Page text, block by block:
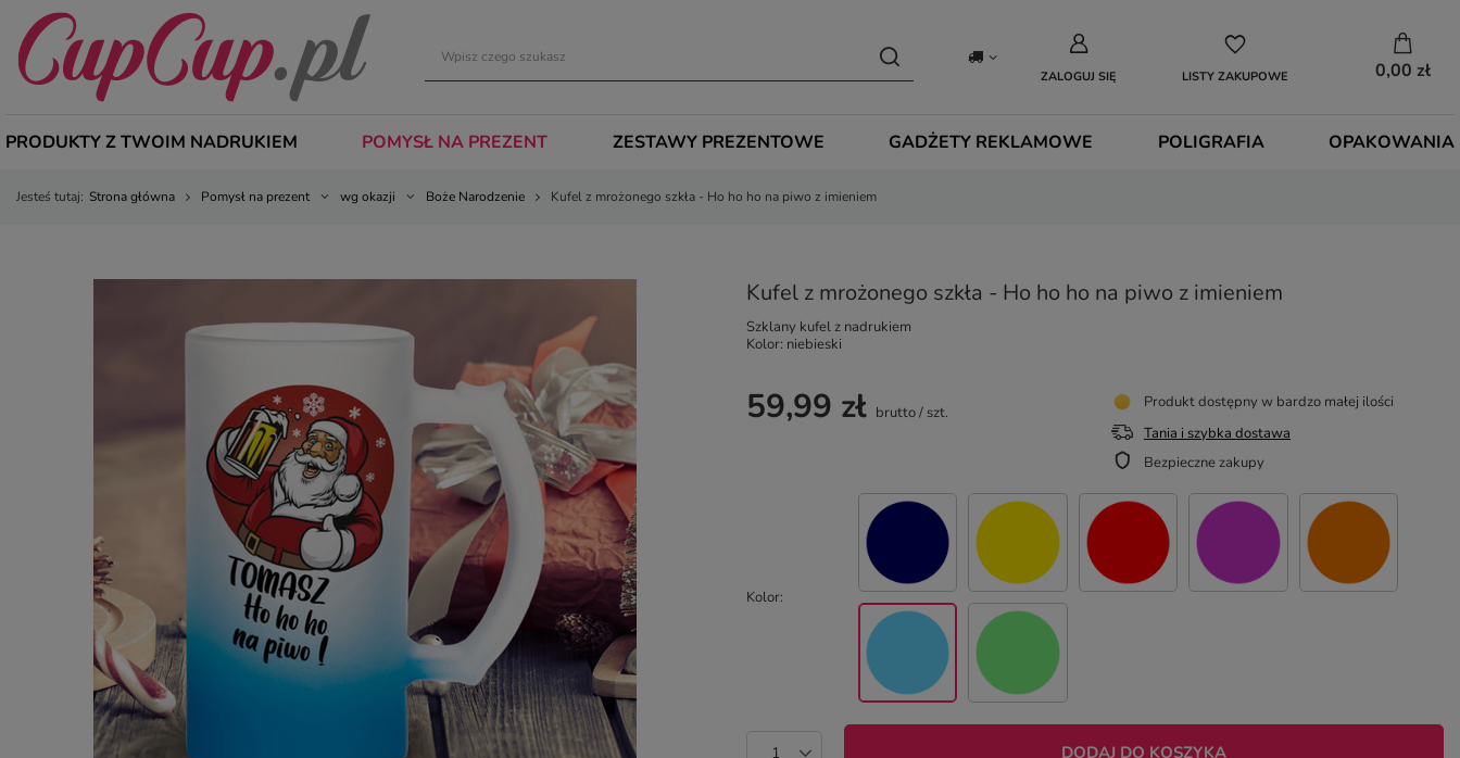
ZALOGUJ SIĘ LISTY ZAKUPOWE 0,00 zł
PRODUKTY Z TWOIM NADRUKIEM POMYSŁ NA PREZENT ZESTAWY PREZENTOWE GADŻETY REKLAMOWE POLIGRAFIA OPAKOWANIA
Jesteś tutaj: Strona główna Pomysł na prezent wg okazji Boże Narodzenie Kufel z mrożonego szkła - Ho ho ho na piwo z imieniem
Kufel z mrożonego szkła - Ho ho ho na piwo z imieniem
Szklany kufel z nadrukiem
Kolor: niebieski
Kolor
59,99 zł brutto/ szt.
DODAJ DO KOSZYKA
Produkt dostępny w bardzo małej ilości
Tania i szybka dostawa
Bezpieczne zakupy